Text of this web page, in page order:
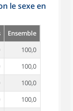
le sexe en
Ensemble
100,0
100,0
100,0
100,0